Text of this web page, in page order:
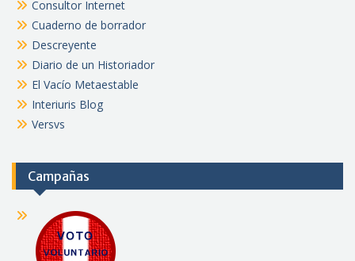
Consultor Internet
Cuaderno de borrador
Descreyente
Diario de un Historiador
El Vacío Metaestable
Interiuris Blog
Versvs
Campañas